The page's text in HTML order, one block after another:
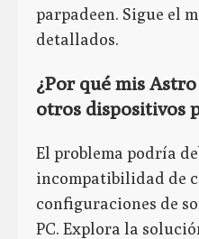
parpadeen. Sigue el
detallados.
¿Por qué mis
otros dispositivos
El problema podría
incompatibilidad de
configuraciones de
PC. Explora la